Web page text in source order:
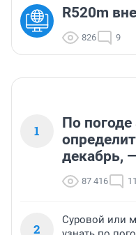
R520m
826 9
1
По
декабрь,
87 416 11
2
Суровой или